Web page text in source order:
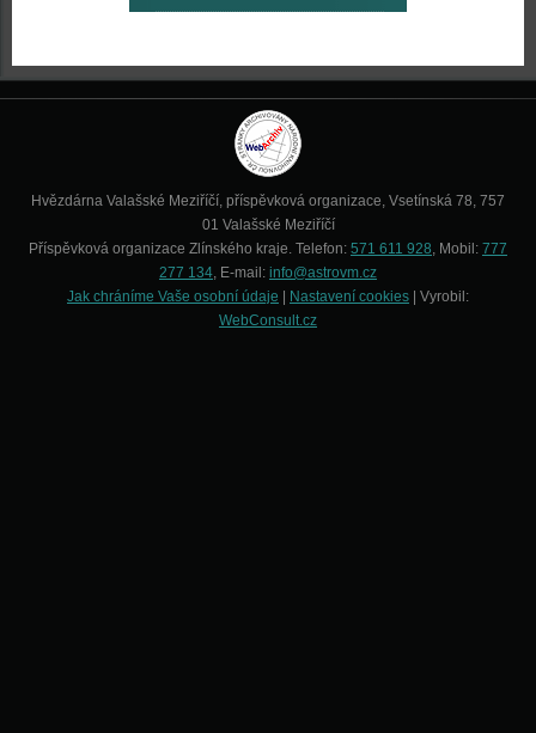
Hvězdárna Valašské Meziříčí, příspěvková organizace, Vsetínská 78, 757
01 Valašské Meziříčí
Příspěvková organizace Zlínského kraje. Telefon: 571 611 928, Mobil: 777
277 134, E-mail: info@astrovm.cz
Jak chráníme Vaše osobní údaje
Nastavení cookies | Vyrobil:
WebConsult.cz